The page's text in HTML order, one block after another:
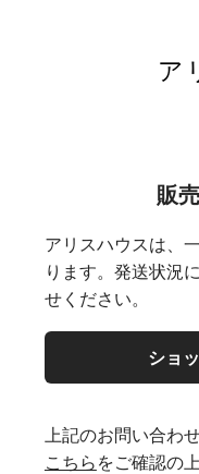
ア
販
アリスハウスは、
ります。発送状況
せください。
ショ
上記のお問い合わ
こちら をご確認の